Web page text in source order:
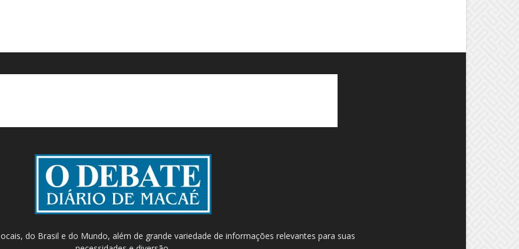
do Brasil e do Mundo, além de grande variedade de informações relevantes para suas